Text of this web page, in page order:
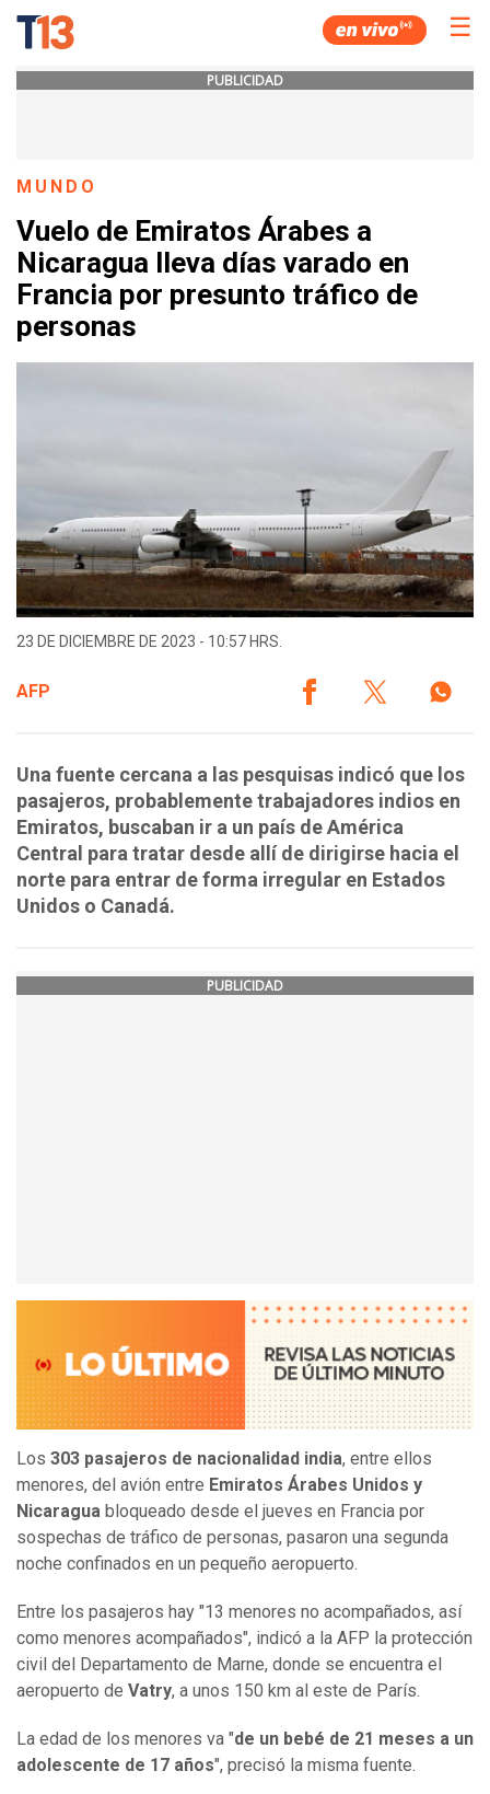
☰
PUBLICIDAD
MUNDO
Vuelo de Emiratos Árabes a
Nicaragua lleva días varado en
Francia por presunto tráfico de
personas
23 DE DICIEMBRE DE 2023 - 10:57 HRS.
AFP
Una fuente cercana a las pesquisas indicó que los
pasajeros, probablemente trabajadores indios en
Emiratos, buscaban ir a un país de América
Central para tratar desde allí de dirigirse hacia el
norte para entrar de forma irregular en Estados
Unidos o Canadá.
PUBLICIDAD
Los 303 pasajeros de nacionalidad india, entre ellos
menores, del avión entre Emiratos Árabes Unidos y
Nicaragua bloqueado desde el jueves en Francia por
sospechas de tráfico de personas, pasaron una segunda
noche confinados en un pequeño aeropuerto.
Entre los pasajeros hay "13 menores no acompañados, así
como menores acompañados", indicó a la AFP la protección
civil del Departamento de Marne, donde se encuentra el
aeropuerto de Vatry, a unos 150 km al este de París.
La edad de los menores va "de un bebé de 21 meses a un
adolescente de 17 años", precisó la misma fuente.